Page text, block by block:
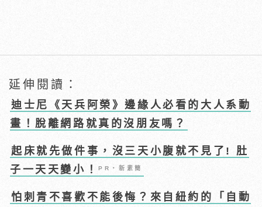
延伸閱讀：
迪士尼《天兵阿榮》邊緣人必看的大人系動
畫！脫離網路就真的沒朋友嗎？
起床就先做件事，沒三天小腹就不見了! 肚
子一天天變小！PR・新素簡
怕刺青不喜歡不能後悔？來自紐約的「自動